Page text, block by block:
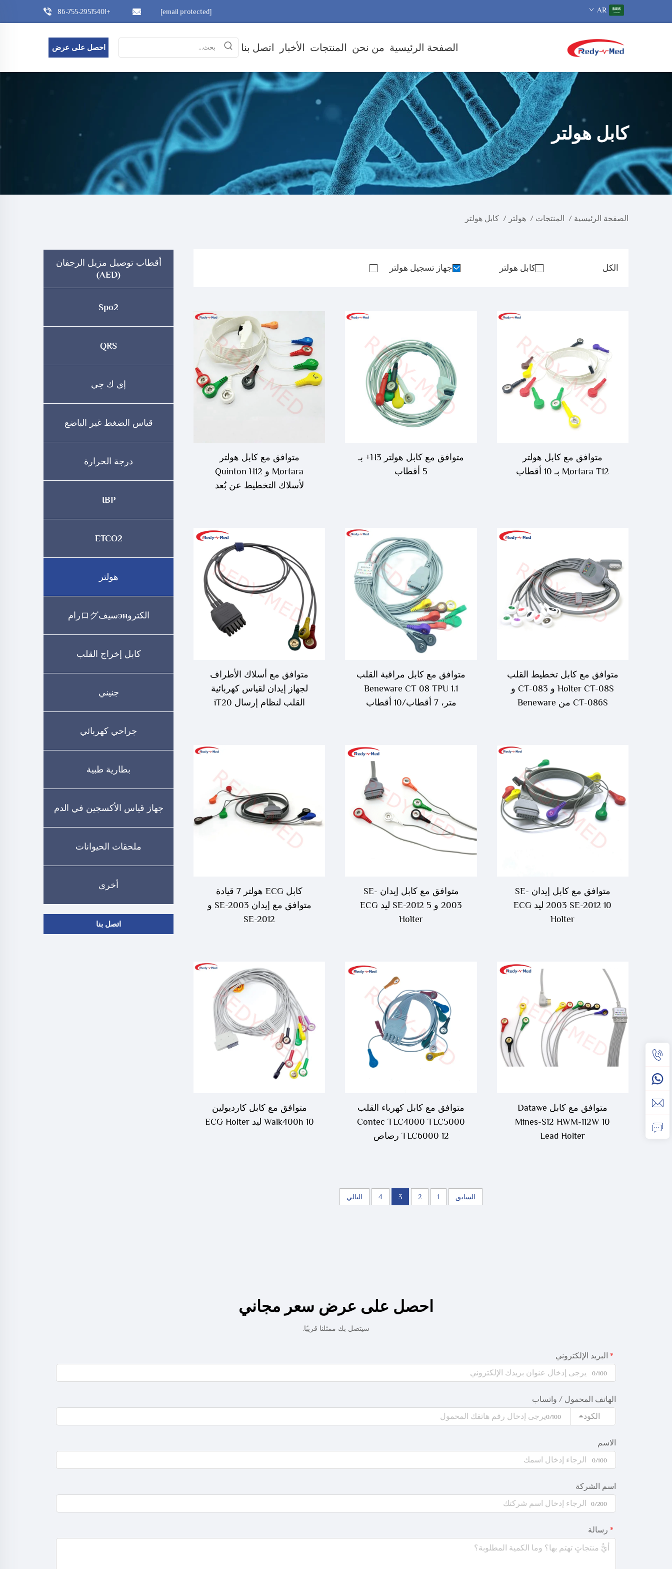
+86-755-29515401 [email protected] AR
الصفحة الرئيسية من نحن المنتجات الأخبار اتصل بنا احصل على عرض
كابل هولتر
الصفحة الرئيسية / المنتجات / هولتر / كابل هولتر
أقطاب توصيل مزيل الرجفان
(AED)
Spo2
QRS
إي ك جي
قياس الضغط غير الباضع
درجة الحرارة
IBP
ETCO2
هولتر
الكتروэнسيفログرام
كابل إخراج القلب
جنيني
جراحي كهربائي
بطارية طبية
جهاز قياس الأكسجين في الدم
ملحقات الحيوانات
أخرى
اتصل بنا
الكل كابل هولتر جهاز تسجيل هولتر
متوافق مع كابل هولتر
Mortara T12 بـ 10 أقطاب
متوافق مع كابل هولتر H3+ بـ
5 أقطاب
متوافق مع كابل هولتر
Mortara و Quinton H12
لأسلاك التخطيط عن بُعد
متوافق مع كابل تخطيط القلب
Holter CT-08S و CT-083 و
CT-086S من Beneware
متوافق مع كابل مراقبة القلب
Beneware CT 08 TPU 1.1
متر، 7 أقطاب/10 أقطاب
متوافق مع أسلاك الأطراف
لجهاز إيدان لقياس كهربائية
القلب لنظام إرسال iT20
متوافق مع كابل إيدان SE-
2003 SE-2012 10 ليد ECG
Holter
متوافق مع كابل إيدان SE-
2003 و SE-2012 5 ليد ECG
Holter
كابل ECG هولتر 7 قيادة
متوافق مع إيدان SE-2003 و
SE-2012
متوافق مع كابل Datawe
Mines-S12 HWM-112W 10
Lead Holter
متوافق مع كابل كهرباء القلب
Contec TLC4000 TLC5000
TLC6000 12 رصاص
متوافق مع كابل كارديولين
Walk400h 10 ليد ECG Holter
السابق 1
2
3
4 التالي
احصل على عرض سعر مجاني
سيتصل بك ممثلنا قريبًا.
البريد الإلكتروني
0/100
الهاتف المحمول / واتساب
الكود
0/100
الاسم
0/100
اسم الشركة
0/200
رسالة